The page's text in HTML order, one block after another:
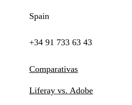
Spain
+34 91 733 63 43
Comparativas
Liferay vs. Adobe